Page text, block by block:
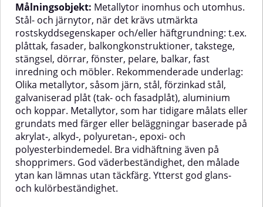
Målningsobjekt: Metallytor inomhus och utomhus.
Stål- och järnytor, när det krävs utmärkta
rostskyddsegenskaper och/eller häftgrundning: t.ex.
plåttak, fasader, balkongkonstruktioner, takstege,
stängsel, dörrar, fönster, pelare, balkar, fast
inredning och möbler. Rekommenderade underlag:
Olika metallytor, såsom järn, stål, förzinkad stål,
galvaniserad plåt (tak- och fasadplåt), aluminium
och koppar. Metallytor, som har tidigare målats eller
grundats med färger eller beläggningar baserade på
akrylat-, alkyd-, polyuretan-, epoxi- och
polyesterbindemedel. Bra vidhäftning även på
shopprimers. God väderbeständighet, den målade
ytan kan lämnas utan täckfärg. Ytterst god glans-
och kulörbeständighet.